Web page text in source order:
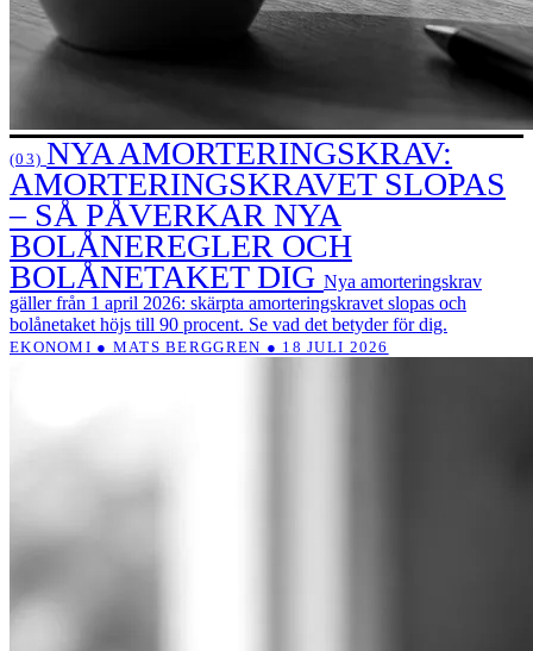
(03) NYA AMORTERINGSKRAV:
AMORTERINGSKRAVET SLOPAS
– SÅ PÅVERKAR NYA
BOLÅNEREGLER OCH
BOLÅNETAKET DIG Nya amorteringskrav
gäller från 1 april 2026: skärpta amorteringskravet slopas och
bolånetaket höjs till 90 procent. Se vad det betyder för dig.
EKONOMI ● MATS BERGGREN ● 18 JULI 2026